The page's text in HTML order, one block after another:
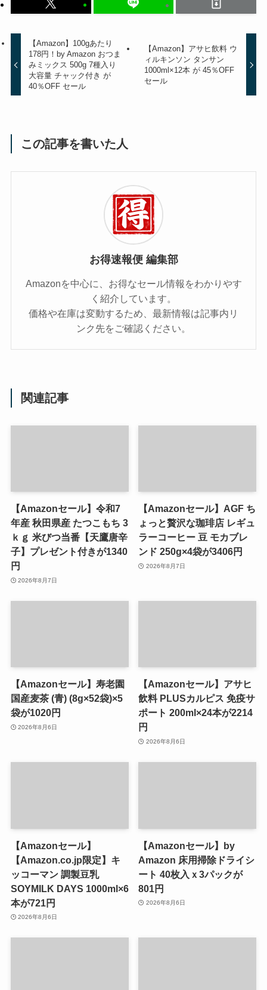
【Amazon】100gあたり
178円！by Amazon おつま
みミックス 500g 7種入り
大容量 チャック付き が
40％OFF セール
【Amazon】アサヒ飲料 ウ
ィルキンソン タンサン
1000ml×12本 が 45％OFF
セール
この記事を書いた人
お得速報便 編集部
Amazonを中心に、お得なセール情報をわかりやす
く紹介しています。
価格や在庫は変動するため、最新情報は記事内リ
ンク先をご確認ください。
関連記事
【Amazonセール】令和7
年産 秋田県産 たつこもち 3
ｋｇ 米びつ当番【天鷹唐辛
子】プレゼント付きが1340
円
2026年8月7日
【Amazonセール】AGF ち
ょっと贅沢な珈琲店 レギュ
ラーコーヒー 豆 モカブレ
ンド 250g×4袋が3406円
2026年8月7日
【Amazonセール】寿老園
国産麦茶 (青) (8g×52袋)×5
袋が1020円
2026年8月6日
【Amazonセール】アサヒ
飲料 PLUSカルピス 免疫サ
ポート 200ml×24本が2214
円
2026年8月6日
【Amazonセール】
【Amazon.co.jp限定】キ
ッコーマン 調製豆乳
SOYMILK DAYS 1000ml×6
本が721円
2026年8月6日
【Amazonセール】by
Amazon 床用掃除ドライシ
ート 40枚入ｘ3パックが
801円
2026年8月6日